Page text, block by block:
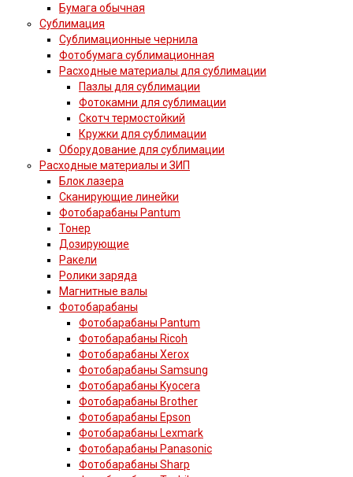
Бумага обычная
Сублимация
Сублимационные чернила
Фотобумага сублимационная
Расходные материалы для сублимации
Пазлы для сублимации
Фотокамни для сублимации
Скотч термостойкий
Кружки для сублимации
Оборудование для сублимации
Расходные материалы и ЗИП
Блок лазера
Сканирующие линейки
Фотобарабаны Pantum
Тонер
Дозирующие
Ракели
Ролики заряда
Магнитные валы
Фотобарабаны
Фотобарабаны Pantum
Фотобарабаны Ricoh
Фотобарабаны Xerox
Фотобарабаны Samsung
Фотобарабаны Kyocera
Фотобарабаны Brother
Фотобарабаны Epson
Фотобарабаны Lexmark
Фотобарабаны Panasonic
Фотобарабаны Sharp